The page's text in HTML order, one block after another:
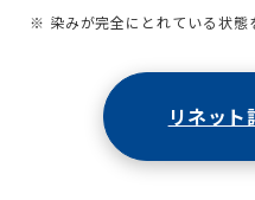
※ 染みが完全にとれている状態
リネット